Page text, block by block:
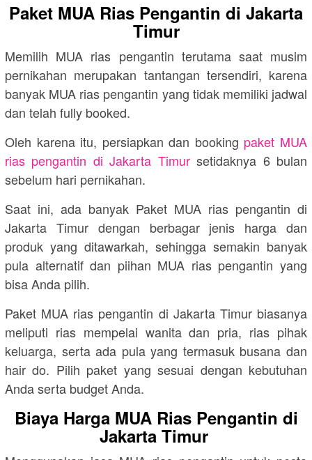
Paket MUA Rias Pengantin di Jakarta
Timur
Memilih MUA rias pengantin terutama saat musim
pernikahan merupakan tantangan tersendiri, karena
banyak MUA rias pengantin yang tidak memiliki jadwal
dan telah fully booked.
Oleh karena itu, persiapkan dan booking paket MUA
rias pengantin di Jakarta Timursetidaknya 6 bulan
sebelum hari pernikahan.
Saat ini, ada banyak Paket MUA rias pengantin di
Jakarta Timur dengan berbagar jenis harga dan
produk yang ditawarkah, sehingga semakin banyak
pula alternatif dan piihan MUA rias pengantin yang
bisa Anda pilih.
Paket MUA rias pengantin di Jakarta Timur biasanya
meliputi rias mempelai wanita dan pria, rias pihak
keluarga, serta ada pula yang termasuk busana dan
hair do. Pilih paket yang sesuai dengan kebutuhan
Anda serta budget Anda.
Biaya Harga MUA Rias Pengantin di
Jakarta Timur